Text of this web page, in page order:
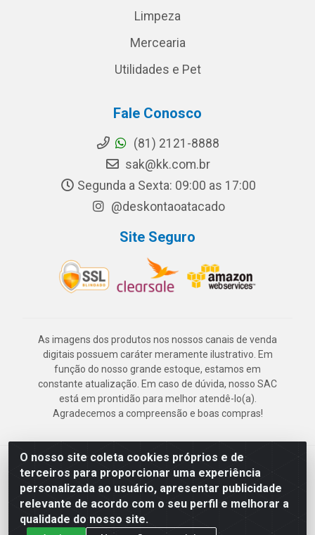
O nosso site coleta cookies próprios e de
terceiros para proporcionar uma experiência
personalizada ao usuário, apresentar publicidade
relevante de acordo com o seu perfil e melhorar a
qualidade do nosso site.
Limpeza
Mercearia
Utilidades e Pet
Fale Conosco
(81) 2121-8888
sak@kk.com.br
Segunda a Sexta: 09:00 as 17:00
@deskontaoatacado
Site Seguro
As imagens dos produtos nos nossos canais de venda
digitais possuem caráter meramente ilustrativo. Em
função do nosso grande estoque, estamos em
constante atualização. Em caso de dúvida, nosso SAC
está em prontidão para melhor atendê-lo(a).
Agradecemos a compreensão e boas compras!
Deskontão Atacado - Av. Marechal Mascarenhas de Morais, 2471 -
Imbiribeira - Recife/PE - CEP 51.150-001 - CNPJ 24.150.377/0003-
57